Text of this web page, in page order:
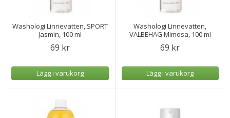
Washologi Linnevatten, SPORT
Jasmin, 100 ml
69 kr
Lägg i varukorg
Washologi Linnevatten,
VÄLBEHAG Mimosa, 100 ml
69 kr
Lägg i varukorg